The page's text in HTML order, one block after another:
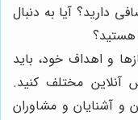
دارید؟ آیا به دنبال
هستید؟
و اهداف خود، باید
مختلف کنید.
و آشنایان و مشاوران